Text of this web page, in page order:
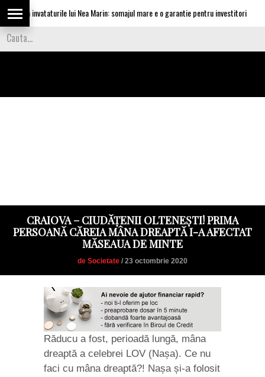
invataturile lui Nea Marin: somajul mare e o garantie pentru investitori
CRAIOVA – CIUDĂȚENII OLTENEȘTI! PRIMA
PERSOANĂ CĂREIA MÂNA DREAPTĂ I-A AFECTAT
MĂSEAUA DE MINTE
de Societate / 23 octombrie 2020
Răducu a fost, perioadă lungă, mâna
dreaptă a celebrei LOV (Nașa). Ce nu
faci cu mâna dreaptă?! Nașa și-a folosit